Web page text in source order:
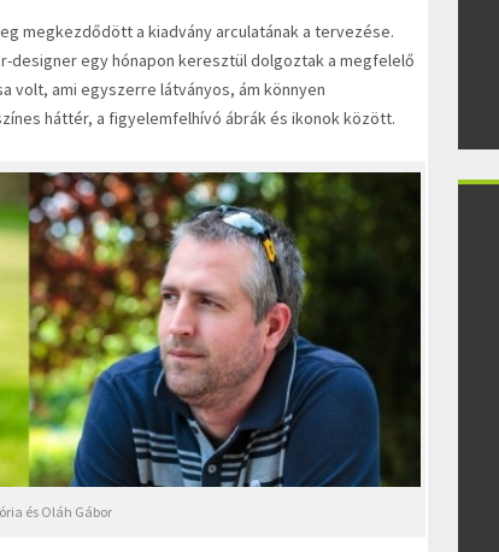
megkezdődött a kiadvány arculatának a tervezése.
designer egy hónapon keresztül dolgoztak a megfelelő
volt, ami egyszerre látványos, ám könnyen
háttér, a figyelemfelhívó ábrák és ikonok között.
és Oláh Gábor